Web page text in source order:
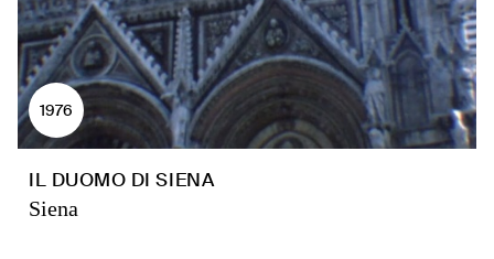
1976
IL DUOMO DI SIENA
Siena